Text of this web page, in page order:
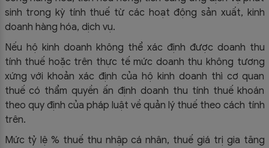
sinh trong kỳ tính thuế từ các hoạt động sản xuất, kinh
doanh hàng hóa, dịch vụ.
Nếu hộ kinh doanh không thể xác định được doanh thu
tính thuế hoặc trên thực tế mức doanh thu không tương
xứng với khoản xác định của hộ kinh doanh thì cơ quan
thuế có thẩm quyền ấn định doanh thu tính thuế khoán
theo quy định của pháp luật về quản lý thuế theo cách tính
trên.
Mức tỷ lệ % thuế thu nhập cá nhân, thuế giá trị gia tăng